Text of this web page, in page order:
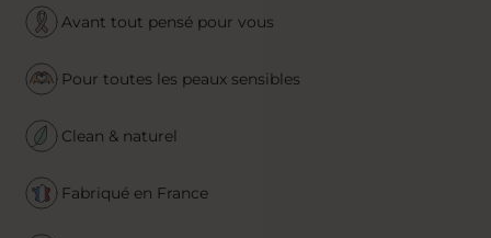
Avant tout pensé pour vous
Pour toutes les peaux sensibles
Clean & naturel
Fabriqué en France